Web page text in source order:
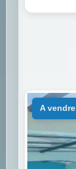
a vendre